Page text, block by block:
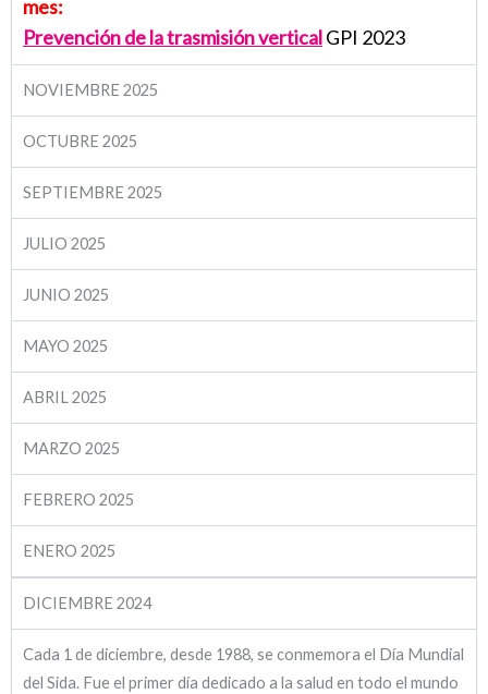
mes:
Prevención de la trasmisión verticalGPI 2023
NOVIEMBRE 2025
OCTUBRE 2025
SEPTIEMBRE 2025
JULIO 2025
JUNIO 2025
MAYO 2025
ABRIL 2025
MARZO 2025
FEBRERO 2025
ENERO 2025
DICIEMBRE 2024
Cada 1 de diciembre, desde 1988, se conmemora el Día Mundial
del Sida. Fue el primer día dedicado a la salud en todo el mundo